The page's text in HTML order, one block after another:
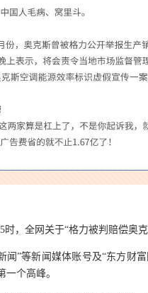
时，全网关于“格力被判赔偿奥
闻”等新闻媒体账号及“东方财
个高峰。